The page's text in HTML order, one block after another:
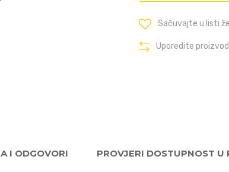
Sačuvajte u listi
Uporedite proizvod
I ODGOVORI
PROVJERI DOSTUPNOST U